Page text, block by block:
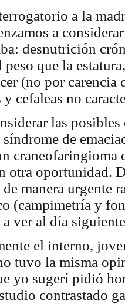
a la
a
desnutrición
peso que la
(no por
y cefaleas no
las
síndrome de
otra oportunidad.
de manera urgente
(campimetría y
ver al día
el interno,
tuvo la misma
yo sugerí pidió
contrastado